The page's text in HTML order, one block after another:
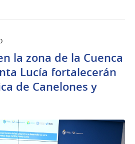
la zona de la Cuenca
Lucía fortalecerán
de Canelones y